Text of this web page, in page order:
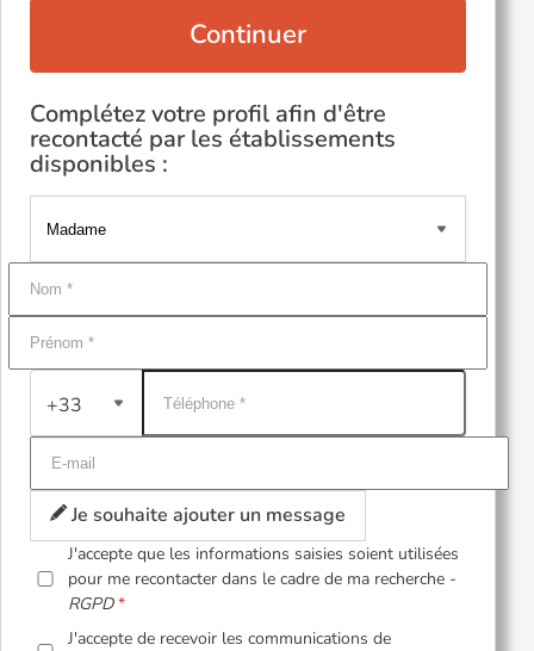
Continuer
Complétez votre profil afin d'être
recontacté par les établissements
disponibles :
+33
Je souhaite ajouter un message
J'accepte que les informations saisies soient utilisées
pour me recontacter dans le cadre de ma recherche -
RGPD
J'accepte de recevoir les communications de